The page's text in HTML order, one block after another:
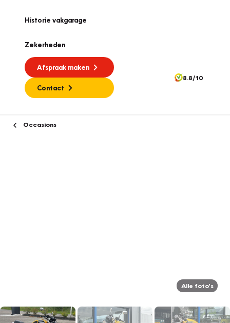
Historie vakgarage
Zekerheden
Afspraak maken
Contact
8.8/10
Occasions
Alle foto's